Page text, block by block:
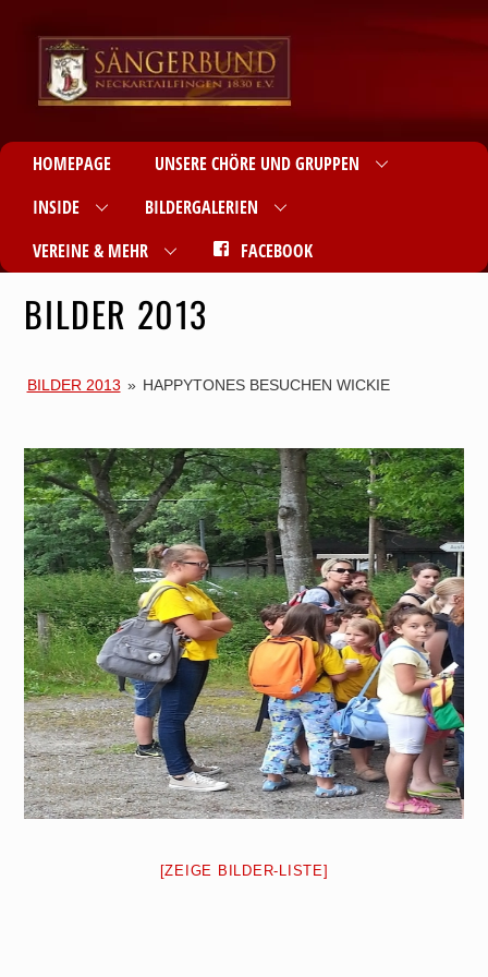
HOMEPAGE
UNSERE CHÖRE UND GRUPPEN
INSIDE
BILDERGALERIEN
VEREINE & MEHR
FACEBOOK
BILDER 2013
BILDER 2013 » HAPPYTONES BESUCHEN WICKIE
[ZEIGE BILDER-LISTE]